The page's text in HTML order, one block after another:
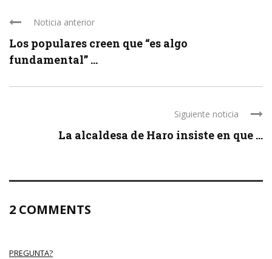
Noticia anterior
Los populares creen que “es algo
fundamental” ...
Siguiente noticia
La alcaldesa de Haro insiste en que ...
2 COMMENTS
PREGUNTA?